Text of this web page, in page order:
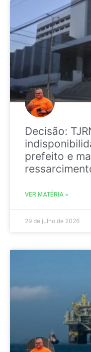
Decisão:
prefeito e
VER MATÉRIA »
29 de julho de 2026